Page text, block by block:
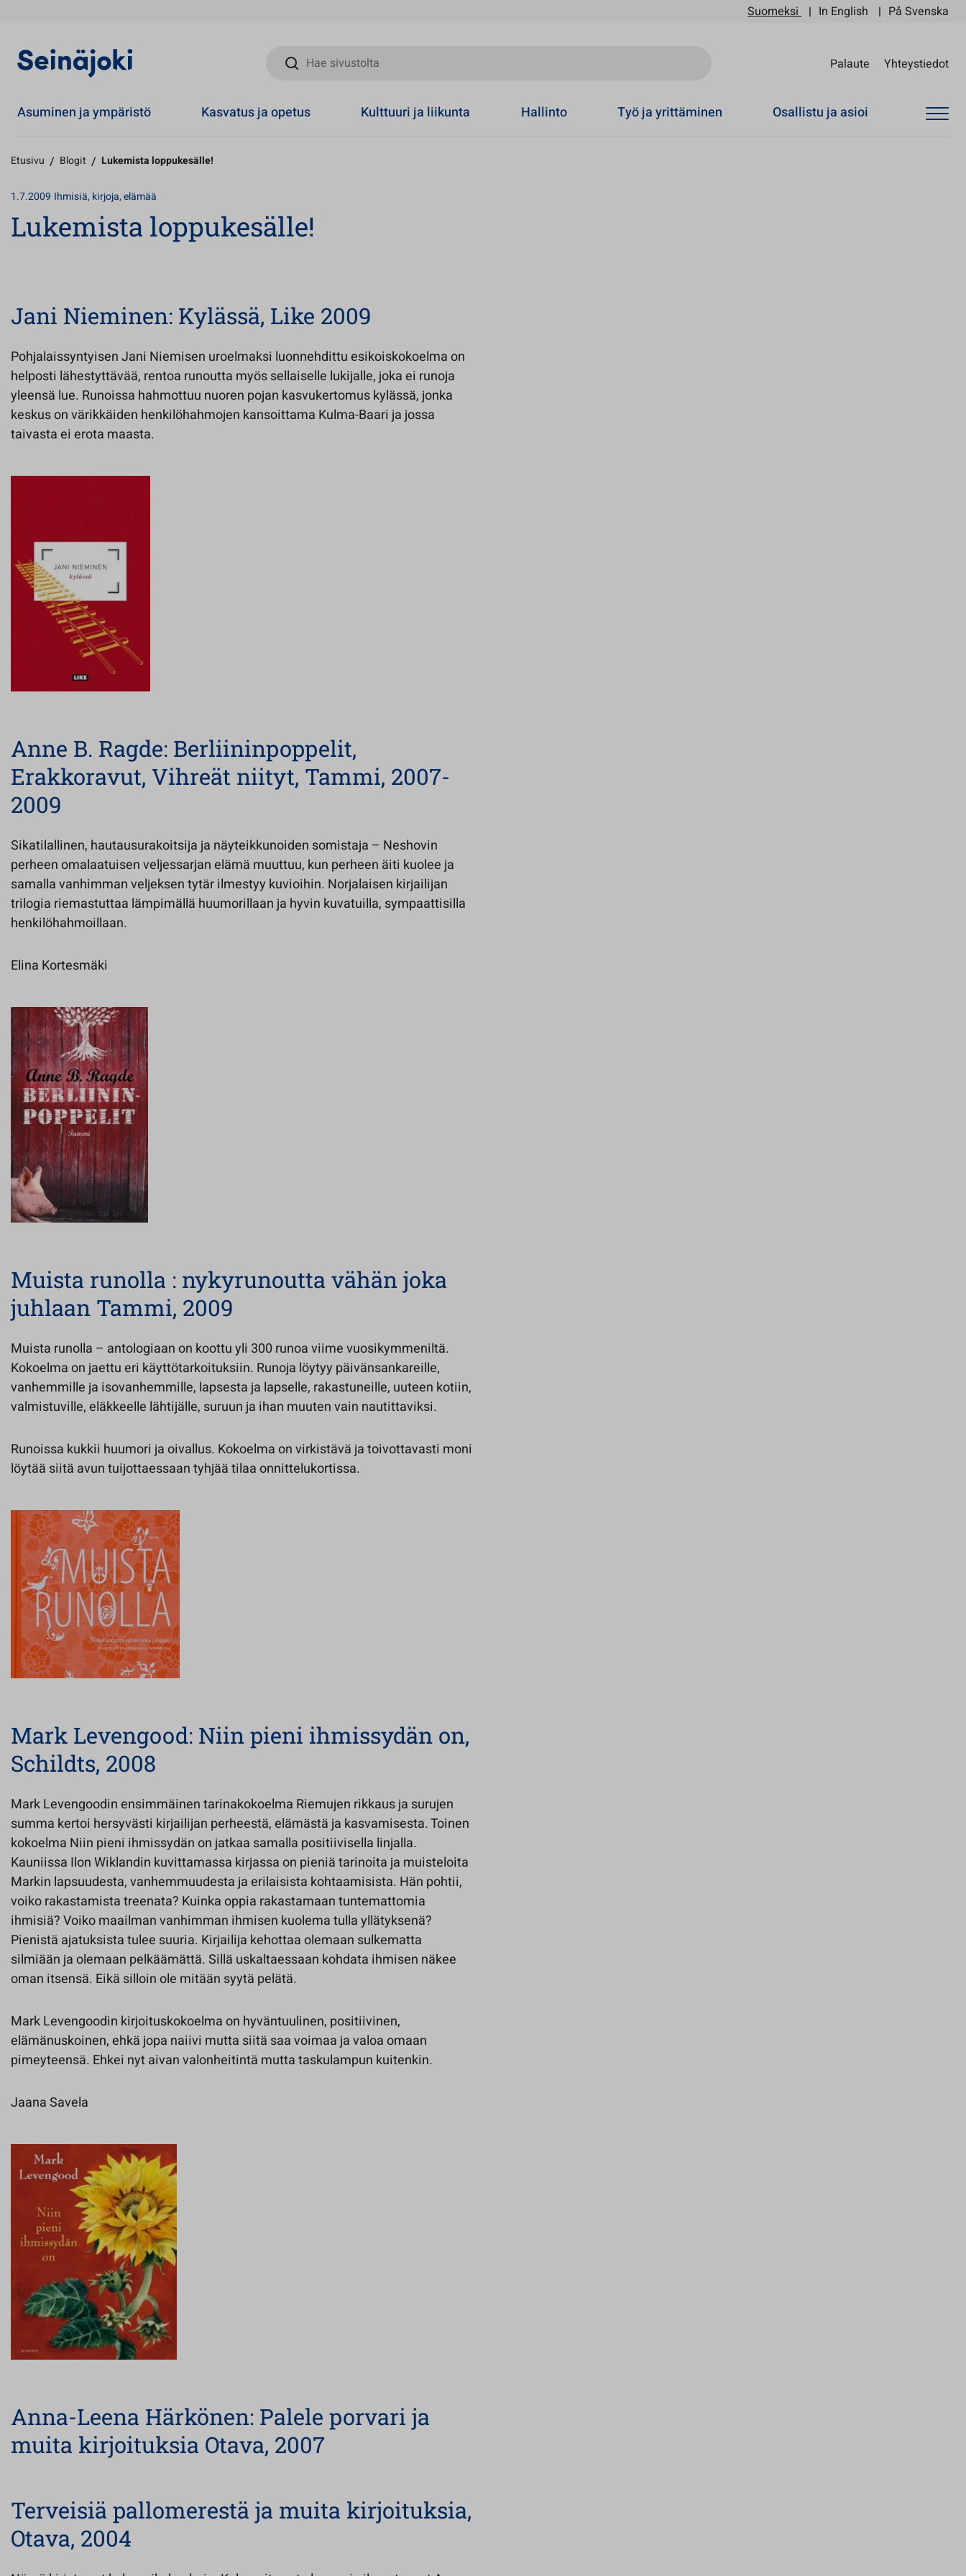
Suomeksi In English På Svenska
Hae sivustolta
Palaute Yhteystiedot
Asuminen ja ympäristö Kasvatus ja opetus Kulttuuri ja liikunta Hallinto Työ ja yrittäminen Osallistu ja asioi
Etusivu / Blogit / Lukemista loppukesälle!
1.7.2009 Ihmisiä, kirjoja, elämää
Lukemista loppukesälle!
Jani Nieminen: Kylässä, Like 2009
Pohjalaissyntyisen Jani Niemisen uroelmaksi luonnehdittu esikoiskokoelma on
helposti lähestyttävää, rentoa runoutta myös sellaiselle lukijalle, joka ei runoja
yleensä lue. Runoissa hahmottuu nuoren pojan kasvukertomus kylässä, jonka
keskus on värikkäiden henkilöhahmojen kansoittama Kulma-Baari ja jossa
taivasta ei erota maasta.
Anne B. Ragde: Berliininpoppelit,
Erakkoravut, Vihreät niityt, Tammi, 2007-
2009
Sikatilallinen, hautausurakoitsija ja näyteikkunoiden somistaja – Neshovin
perheen omalaatuisen veljessarjan elämä muuttuu, kun perheen äiti kuolee ja
samalla vanhimman veljeksen tytär ilmestyy kuvioihin. Norjalaisen kirjailijan
trilogia riemastuttaa lämpimällä huumorillaan ja hyvin kuvatuilla, sympaattisilla
henkilöhahmoillaan.
Elina Kortesmäki
Muista runolla : nykyrunoutta vähän joka
juhlaan Tammi, 2009
Muista runolla – antologiaan on koottu yli 300 runoa viime vuosikymmeniltä.
Kokoelma on jaettu eri käyttötarkoituksiin. Runoja löytyy päivänsankareille,
vanhemmille ja isovanhemmille, lapsesta ja lapselle, rakastuneille, uuteen kotiin,
valmistuville, eläkkeelle lähtijälle, suruun ja ihan muuten vain nautittaviksi.
Runoissa kukkii huumori ja oivallus. Kokoelma on virkistävä ja toivottavasti moni
löytää siitä avun tuijottaessaan tyhjää tilaa onnittelukortissa.
Mark Levengood: Niin pieni ihmissydän on,
Schildts, 2008
Mark Levengoodin ensimmäinen tarinakokoelma Riemujen rikkaus ja surujen
summa kertoi hersyvästi kirjailijan perheestä, elämästä ja kasvamisesta. Toinen
kokoelma Niin pieni ihmissydän on jatkaa samalla positiivisella linjalla.
Kauniissa Ilon Wiklandin kuvittamassa kirjassa on pieniä tarinoita ja muisteloita
Markin lapsuudesta, vanhemmuudesta ja erilaisista kohtaamisista. Hän pohtii,
voiko rakastamista treenata? Kuinka oppia rakastamaan tuntemattomia
ihmisiä? Voiko maailman vanhimman ihmisen kuolema tulla yllätyksenä?
Pienistä ajatuksista tulee suuria. Kirjailija kehottaa olemaan sulkematta
silmiään ja olemaan pelkäämättä. Sillä uskaltaessaan kohdata ihmisen näkee
oman itsensä. Eikä silloin ole mitään syytä pelätä.
Mark Levengoodin kirjoituskokoelma on hyväntuulinen, positiivinen,
elämänuskoinen, ehkä jopa naiivi mutta siitä saa voimaa ja valoa omaan
pimeyteensä. Ehkei nyt aivan valonheitintä mutta taskulampun kuitenkin.
Jaana Savela
Anna-Leena Härkönen: Palele porvari ja
muita kirjoituksia Otava, 2007
Terveisiä pallomerestä ja muita kirjoituksia,
Otava, 2004